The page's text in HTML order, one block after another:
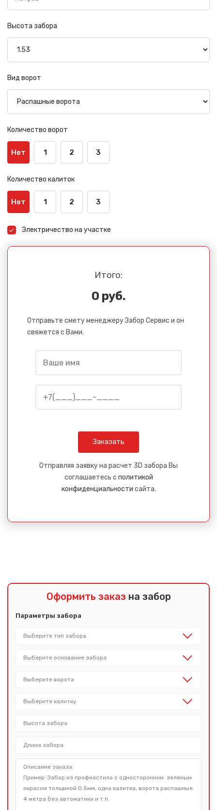
Высота забора
Вид ворот
Количество ворот
Нет 1 2 3
Количество калиток
Нет 1 2 3
Электричество на участке
Итого:
0 руб.
Отправьте смету менеджеру Забор Сервис и он
свяжется с Вами.
Отправляя заявку на расчет 3D забора Вы
соглашаетесь с политикой
конфиденциальности сайта.
Оформить заказ на забор
Параметры забора